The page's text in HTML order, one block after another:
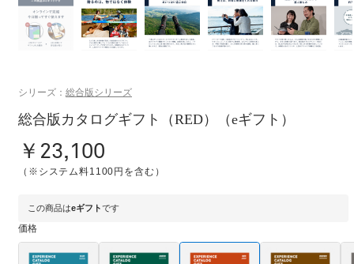
シリーズ： 総合版シリーズ
総合版カタログギフト（RED）（eギフト）
￥23,100
（※システム料1100円を含む）
この商品はeギフトです
価格